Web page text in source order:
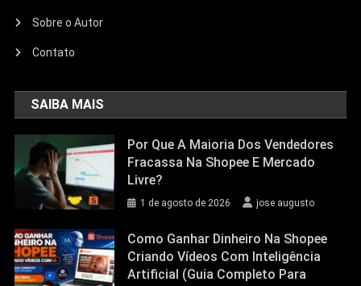
Sobre o Autor
Contato
SAIBA MAIS
Por Que A Maioria Dos Vendedores
Fracassa Na Shopee E Mercado
Livre?
1 de agosto de 2026 jose augusto
Como Ganhar Dinheiro Na Shopee
Criando Vídeos Com Inteligência
Artificial (Guia Completo Para